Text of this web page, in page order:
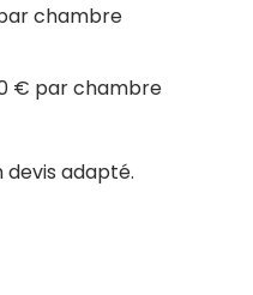
chambre
€ par chambre
devis adapté.